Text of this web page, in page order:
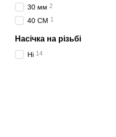
30 мм 2
40 СМ 1
Насічка на різьбі
Ні 14